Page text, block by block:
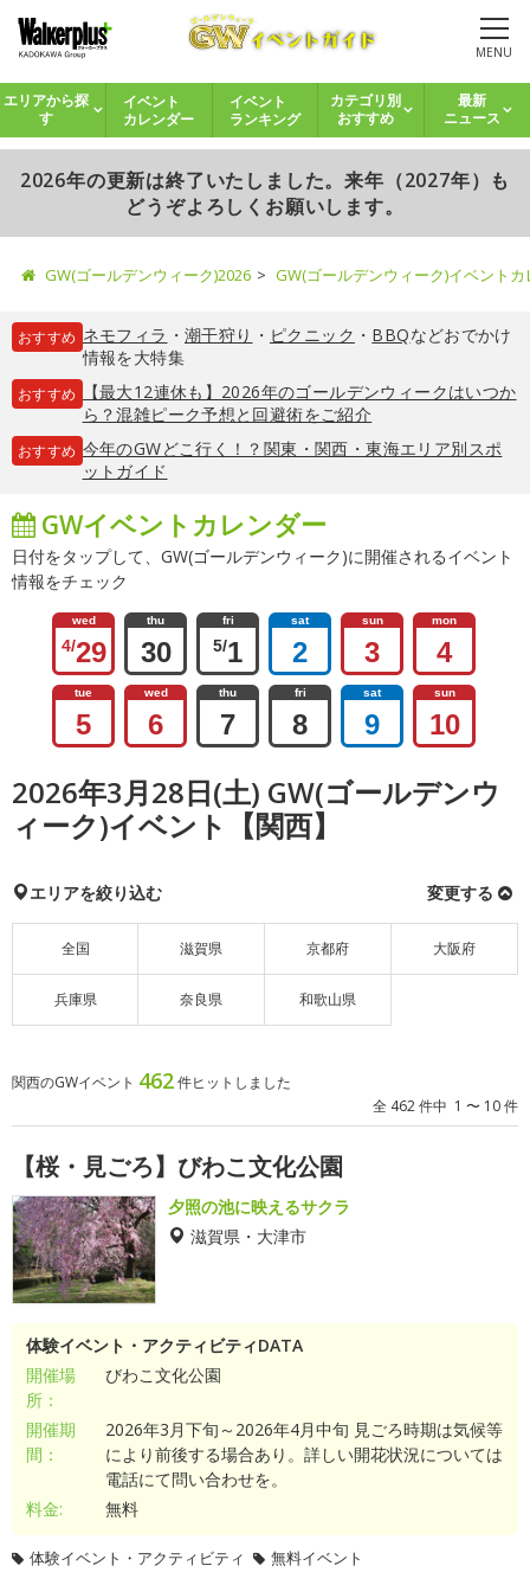
MENU
エリアから探
す
イベント
カレンダー
イベント
ランキング
カテゴリ別
おすすめ
最新
ニュース
2026年の更新は終了いたしました。来年（2027年）も
どうぞよろしくお願いします。
GW(ゴールデンウィーク)2026 GW(ゴールデンウィーク)イベント
おすすめ ネモフィラ ・ 潮干狩り ・ ピクニック ・ BBQなどおでかけ
情報を大特集
おすすめ
【最大12連休も】2026年のゴールデンウィークはいつか
ら？混雑ピーク予想と回避術をご紹介
おすすめ 今年のGWどこ行く！？関東・関西・東海エリア別スポ
ットガイド
GWイベントカレンダー
日付をタップして、GW(ゴールデンウィーク)に開催されるイベント
情報をチェック
wed
4/29
thu
30
fri
5/1
sat
2
sun
3
mon
4
tue
5
wed
6
thu
7
fri
8
sat
9
sun
10
2026年3月28日(土) GW(ゴールデンウ
ィーク)イベント【関西】
エリアを絞り込む 変更する
全国 滋賀県 京都府 大阪府
兵庫県 奈良県 和歌山県
関西のGWイベント 462件ヒットしました
全 462 件中 1 〜 10 件
【桜・見ごろ】びわこ文化公園
夕照の池に映えるサクラ
滋賀県・大津市
体験イベント・アクティビティDATA
開催場
所：
びわこ文化公園
開催期
間：
2026年3月下旬～2026年4月中旬 見ごろ時期は気候等
により前後する場合あり。詳しい開花状況については
電話にて問い合わせを。
料金:
無料
体験イベント・アクティビティ 無料イベント